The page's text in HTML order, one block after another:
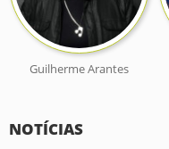
Guilherme Arantes
NOTÍCIAS